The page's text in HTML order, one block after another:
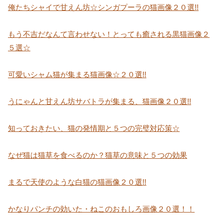
俺たちシャイで甘えん坊☆シンガプーラの猫画像２０選!!
もう不吉だなんて言わせない！とっても癒される黒猫画像２
５選☆
可愛いシャム猫が集まる猫画像☆２０選!!
うにゃんと甘えん坊サバトラが集まる、猫画像２０選!!
知っておきたい、猫の発情期と５つの完璧対応策☆
なぜ猫は猫草を食べるのか？猫草の意味と５つの効果
まるで天使のような白猫の猫画像２０選!!
かなりパンチの効いた・ねこのおもしろ画像２０選！！